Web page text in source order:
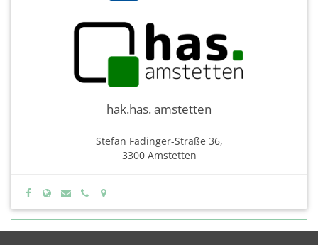
hak.has. amstetten
Stefan Fadinger-Straße 36,
3300 Amstetten